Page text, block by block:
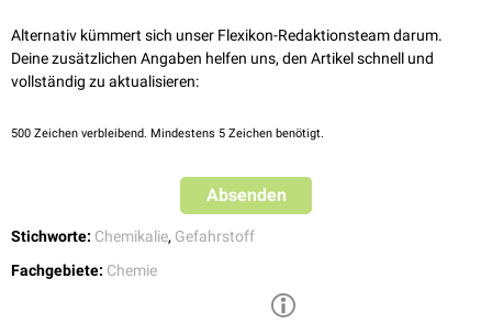
Alternativ kümmert sich unser Flexikon-Redaktionsteam darum.
Deine zusätzlichen Angaben helfen uns, den Artikel schnell und
vollständig zu aktualisieren:
500 Zeichen verbleibend. Mindestens 5 Zeichen benötigt.
Absenden
Stichworte: Chemikalie, Gefahrstoff
Fachgebiete: Chemie